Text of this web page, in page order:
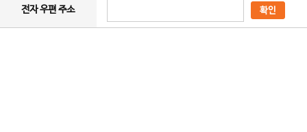
전자 우편 주소 확인